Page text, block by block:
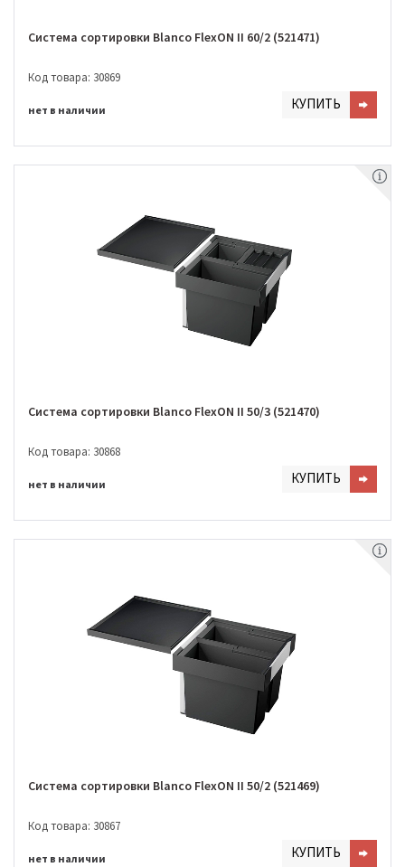
Система сортировки Blanco FlexON II 60/2 (521471)
Код товара: 30869
нет в наличии КУПИТЬ
Система сортировки Blanco FlexON II 50/3 (521470)
Код товара: 30868
нет в наличии КУПИТЬ
Система сортировки Blanco FlexON II 50/2 (521469)
Код товара: 30867
нет в наличии КУПИТЬ